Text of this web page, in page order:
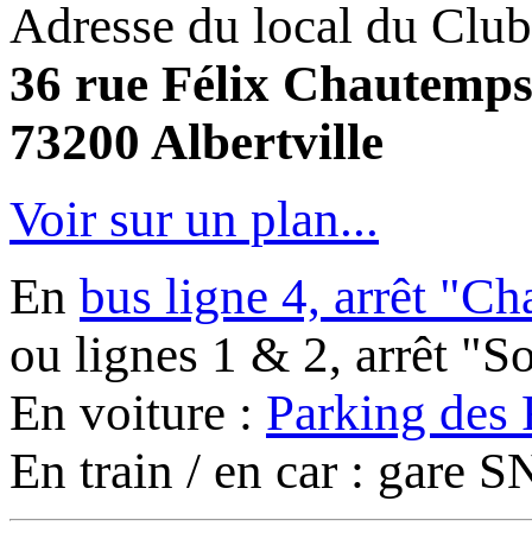
Adresse du local du
36 rue Félix Chautemps
73200 Albertville
Voir sur un plan...
En bus ligne 4, arrêt
ou lignes 1 & 2, arrêt
En voiture : Parking des
En train / en car : gare